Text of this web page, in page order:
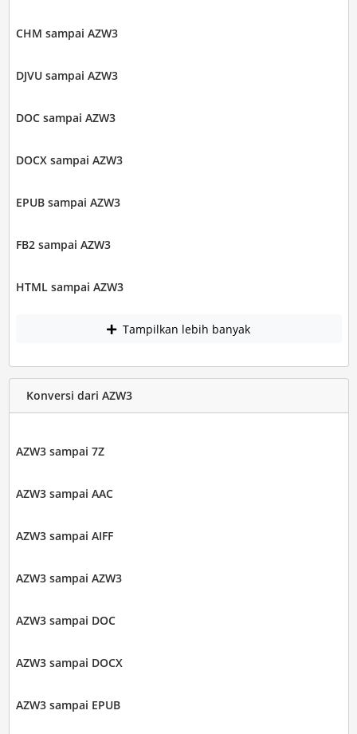
CHM sampai AZW3
DJVU sampai AZW3
DOC sampai AZW3
DOCX sampai AZW3
EPUB sampai AZW3
FB2 sampai AZW3
HTML sampai AZW3
Tampilkan lebih banyak
Konversi dari AZW3
AZW3 sampai 7Z
AZW3 sampai AAC
AZW3 sampai AIFF
AZW3 sampai AZW3
AZW3 sampai DOC
AZW3 sampai DOCX
AZW3 sampai EPUB